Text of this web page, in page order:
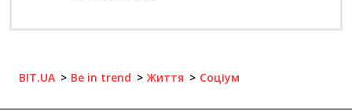
BIT.UA Be in trend Життя Соціум